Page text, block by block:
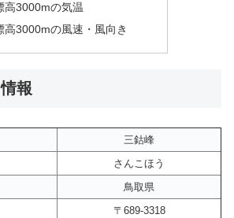
高3000mの気温
高3000mの風速・風向き
報
三鈷峰
さんこほう
鳥取県
〒689-3318